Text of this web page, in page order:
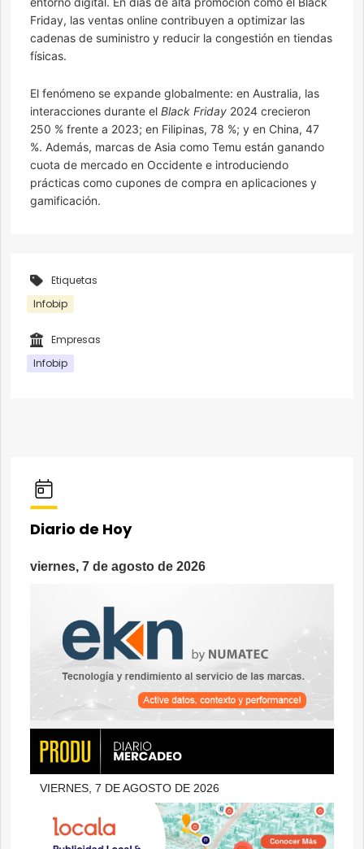
Friday, las ventas online contribuyen a optimizar las
cadenas de suministro y reducir la congestión en tiendas
físicas.
El fenómeno se expande globalmente: en Australia, las
interacciones durante el Black Friday 2024 crecieron
250 % frente a 2023; en Filipinas, 78 %; y en China, 47
%. Además, marcas de Asia como Temu están ganando
cuota de mercado en Occidente e introduciendo
prácticas como cupones de compra en aplicaciones y
gamificación.
Etiquetas
Infobip
Empresas
Infobip
Diario de Hoy
viernes, 7 de agosto de 2026